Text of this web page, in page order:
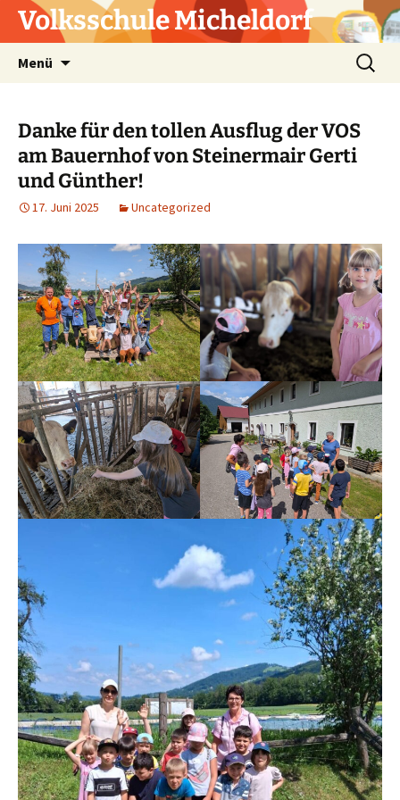
Zum
InhaltVolksschule Micheldorf
Menü
Suchen
nach:
Danke für den tollen Ausflug der VOS
am Bauernhof von Steinermair Gerti
und Günther!
17. Juni 2025 Uncategorized